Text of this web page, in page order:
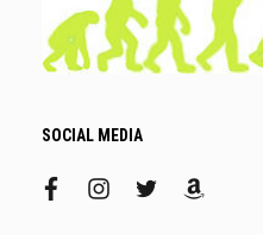
SOCIAL MEDIA
facebookinstagram
twitteramazon